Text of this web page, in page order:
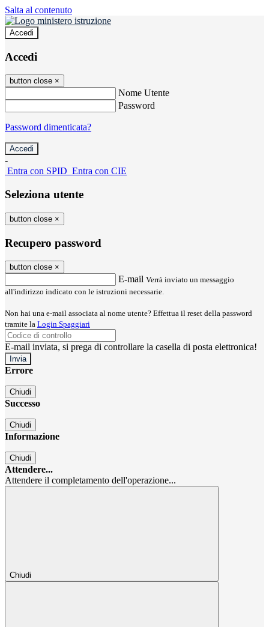
Salta al contenuto
Accedi
Accedi
button close ×
Nome Utente
Password
Password dimenticata?
-
Entra con SPID Entra con CIE
Seleziona utente
button close ×
Recupero password
button close ×
E-mail Verrà inviato un messaggio
all'indirizzo indicato con le istruzioni necessarie.
Non hai una e-mail associata al nome utente? Effettua il reset della password
tramite la Login Spaggiari
E-mail inviata, si prega di controllare la casella di posta elettronica!
Errore
Chiudi
Successo
Chiudi
Informazione
Chiudi
Attendere...
Attendere il completamento dell'operazione...
Chiudi